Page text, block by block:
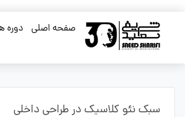
صفحه اصلی دوره
سبک نئو کلاسیک در طراحی داخلی